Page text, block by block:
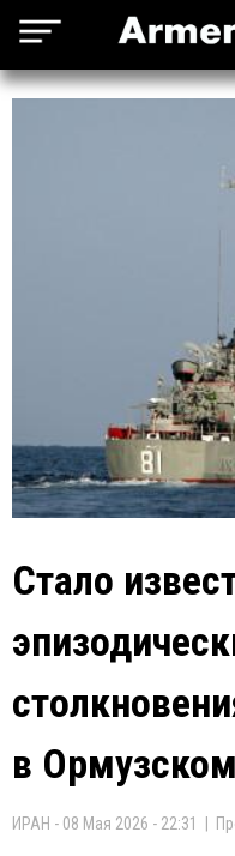
Стало
в
ИРАН - 08 Мая 2026 - 22:31 |